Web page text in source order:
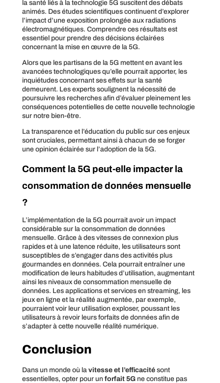
la santé liés à la technologie 5G suscitent des débats
animés. Des études scientifiques continuent d’explorer
l’impact d’une exposition prolongée aux radiations
électromagnétiques. Comprendre ces résultats est
essentiel pour prendre des décisions éclairées
concernant la mise en œuvre de la 5G.
Alors que les partisans de la 5G mettent en avant les
avancées technologiques qu’elle pourrait apporter, les
inquiétudes concernant ses effets sur la santé
demeurent. Les experts soulignent la nécessité de
poursuivre les recherches afin d’évaluer pleinement les
conséquences potentielles de cette nouvelle technologie
sur notre bien-être.
La transparence et l’éducation du public sur ces enjeux
sont cruciales, permettant ainsi à chacun de se forger
une opinion éclairée sur l’adoption de la 5G.
Comment la 5G peut-elle impacter la
consommation de données mensuelle
?
L’implémentation de la 5G pourrait avoir un impact
considérable sur la consommation de données
mensuelle. Grâce à des vitesses de connexion plus
rapides et à une latence réduite, les utilisateurs sont
susceptibles de s’engager dans des activités plus
gourmandes en données. Cela pourrait entraîner une
modification de leurs habitudes d’utilisation, augmentant
ainsi les niveaux de consommation mensuelle de
données. Les applications et services en streaming, les
jeux en ligne et la réalité augmentée, par exemple,
pourraient voir leur utilisation exploser, poussant les
utilisateurs à revoir leurs forfaits de données afin de
s’adapter à cette nouvelle réalité numérique.
Conclusion
Dans un monde où la vitesse et l’efficacitésont
essentielles, opter pour un forfait 5Gne constitue pas